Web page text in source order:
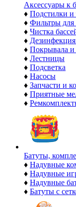
Аксессуары к
♦ Подстилки и
♦ Фильтры для
♦ Чистка
♦
♦ Покрывала и
♦ Лестницы
♦ Подсветка
♦ Насосы
♦ Запчасти и
♦ Приятные
♦
Батуты,
♦ Надувные
♦ Надувные
♦ Надувные
♦ Батуты с